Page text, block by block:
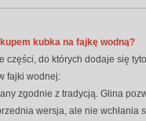
kubka na fajkę wodną?
części, do których dodaje się
fajki wodnej:
zgodnie z tradycją. Glina
wersja, ale nie wchłania